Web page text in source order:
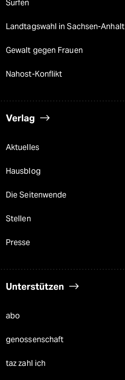
Surfen
Landtagswahl in Sachsen-Anhalt
Gewalt gegen Frauen
Nahost-Konflikt
Verlag
Aktuelles
Hausblog
Die Seitenwende
Stellen
Presse
Unterstützen
abo
genossenschaft
taz zahl ich